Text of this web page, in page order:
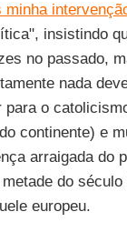
minha
insistindo
no passado,
nada
o
continente) e
arraigada do
do
europeu.